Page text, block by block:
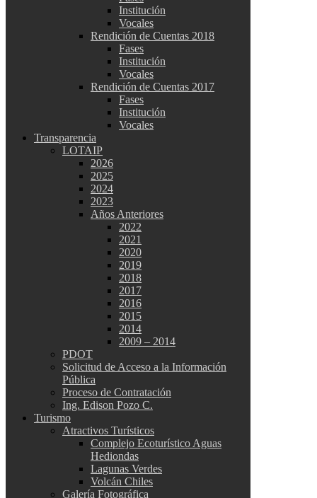
Institución
Vocales
Rendición de Cuentas 2018
Fases
Institución
Vocales
Rendición de Cuentas 2017
Fases
Institución
Vocales
Transparencia
LOTAIP
2026
2025
2024
2023
Años Anteriores
2022
2021
2020
2019
2018
2017
2016
2015
2014
2009 – 2014
PDOT
Solicitud de Acceso a la Información
Pública
Proceso de Contratación
Ing. Edison Pozo C.
Turismo
Atractivos Turísticos
Complejo Ecoturístico Aguas
Hediondas
Lagunas Verdes
Volcán Chiles
Galería Fotográfica